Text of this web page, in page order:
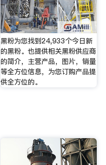
黑粉为您找到24,933个今日新
的黑粉。也提供相关黑粉供应商
的简介，主营产品，图片，销量
等全方位信息，为您订购产品提
供全方位的。